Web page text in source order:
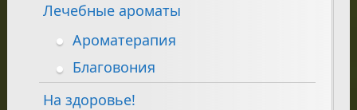
Лечебные ароматы
Ароматерапия
Благовония
На здоровье!